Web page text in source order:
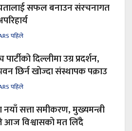
सफल बनाउन संरचनागत
पहिले
दिल्लीमा उग्र प्रदर्शन,
छिर्न खोज्दा संस्थापक पक्राउ
पहिले
सत्ता समीकरण, मुख्यमन्त्री
आज विश्वासको मत लिँदै